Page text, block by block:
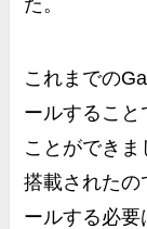
これまでの
ールすること
ことができ
搭載されたの
ールする必要